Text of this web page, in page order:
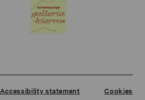
Accessibility statement Cookies